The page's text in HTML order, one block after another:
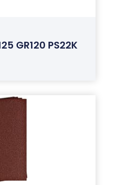
GR120 PS22K